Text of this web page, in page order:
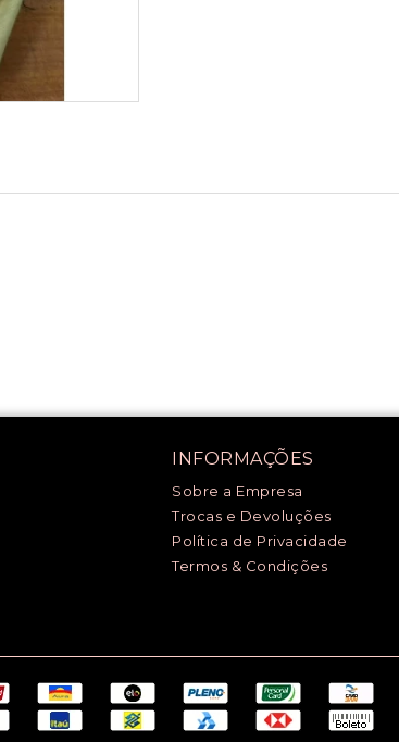
INFORMAÇÕES
Sobre a Empresa
Trocas e Devoluções
Política de Privacidade
Termos & Condições